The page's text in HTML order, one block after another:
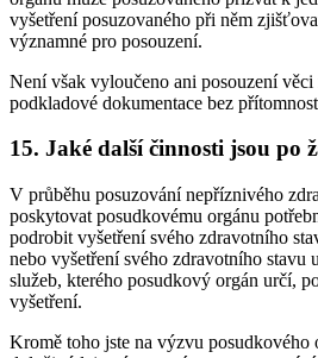
vyšetření posuzovaného při něm
významné pro posouzení.
Není však vyloučeno ani posouzení věci
podkladové dokumentace bez
15. Jaké další činnosti jsou po
V průběhu posuzování nepříznivého
poskytovat posudkovému orgánu
podrobit vyšetření svého zdravotního
nebo vyšetření svého zdravotního stavu
služeb, kterého posudkový orgán určí,
vyšetření.
Kromě toho jste na výzvu posudkového